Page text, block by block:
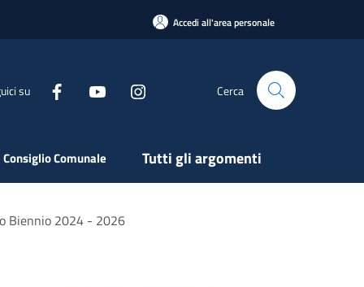
Accedi all'area personale
su Cerca
Comunale Tutti gli argomenti
Biennio 2024 - 2026